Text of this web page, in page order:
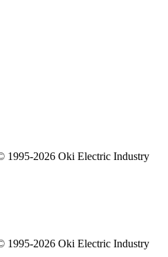
1995-2026 Oki Electric Industry
1995-2026 Oki Electric Industry